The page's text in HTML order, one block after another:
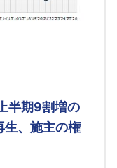
半期9割増の
、施主の権